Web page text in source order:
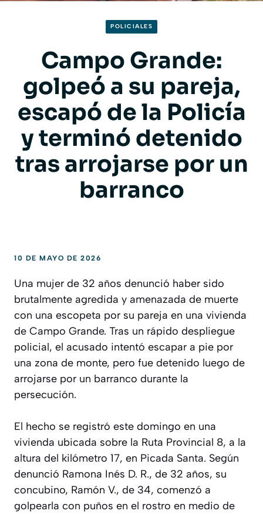
POLICIALES
Campo Grande:
golpeó a su pareja,
escapó de la Policía
y terminó detenido
tras arrojarse por un
barranco
10 DE MAYO DE 2026
Una mujer de 32 años denunció haber sido
brutalmente agredida y amenazada de muerte
con una escopeta por su pareja en una vivienda
de Campo Grande. Tras un rápido despliegue
policial, el acusado intentó escapar a pie por
una zona de monte, pero fue detenido luego de
arrojarse por un barranco durante la
persecución.
El hecho se registró este domingo en una
vivienda ubicada sobre la Ruta Provincial 8, a la
altura del kilómetro 17, en Picada Santa. Según
denunció Ramona Inés D. R., de 32 años, su
concubino, Ramón V., de 34, comenzó a
golpearla con puños en el rostro en medio de